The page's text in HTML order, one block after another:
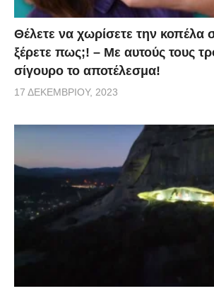
Θέλετε να χωρίσετε την κοπέλα
ξέρετε πως;! – Με αυτούς τους
σίγουρο το αποτέλεσμα!
17 ΔΕΚΕΜΒΡΊΟΥ, 2023